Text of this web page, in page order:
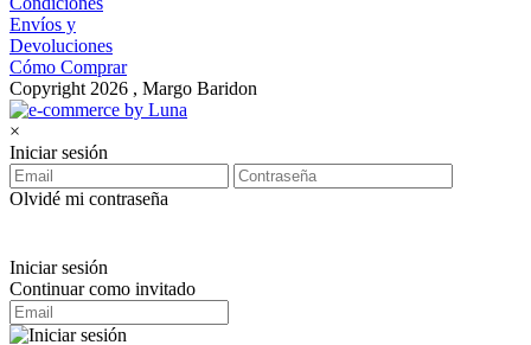
Envíos y
Devoluciones
Cómo Comprar
Copyright 2026 , Margo Baridon
×
Iniciar sesión
Olvidé mi contraseña
Iniciar sesión
Continuar como invitado